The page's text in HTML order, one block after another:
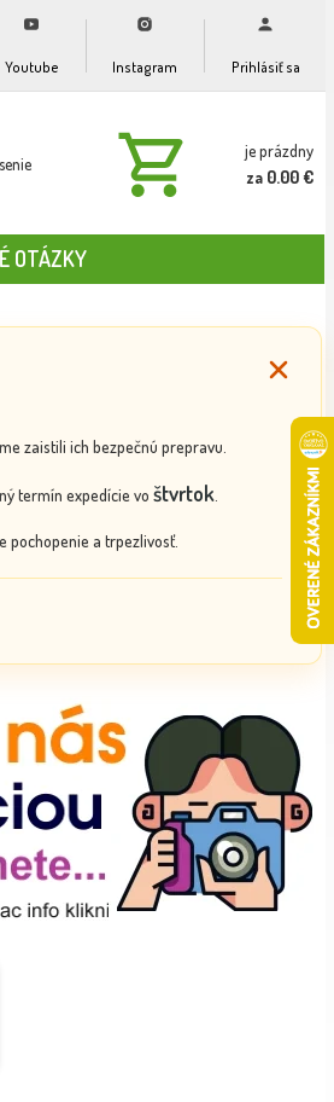
Youtube Instagram Prihlásiť sa
je prázdny
za 0.00 €
OTÁZKY
zaistili ich bezpečnú prepravu.
termín expedície vo štvrtok.
pochopenie a trpezlivosť.